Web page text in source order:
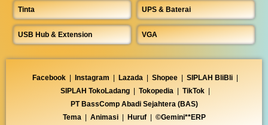
Tinta UPS & Baterai
USB Hub & Extension VGA
Facebook | Instagram | Lazada | Shopee | SIPLAH BliBli |
SIPLAH TokoLadang | Tokopedia | TikTok |
PT BassComp Abadi Sejahtera (BAS)
Tema | Animasi | Huruf | ©Gemini**ERP